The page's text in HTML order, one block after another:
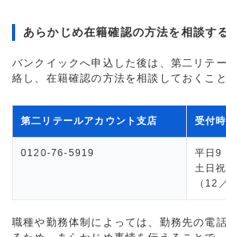
あらかじめ在籍確認の方法を相談す
バンクイックへ申込した後は、第二リテ
絡し、在籍確認の方法を相談しておくこ
第二リテールアカウント支店 受付
0120-76-5919
平日9
土日
（12
職種や勤務体制によっては、勤務先の電